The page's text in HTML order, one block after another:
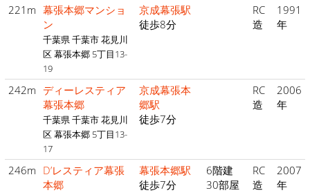
221m 幕張本郷マンショ
ン
千葉県 千葉市 花見川
区 幕張本郷 5丁目13-
19
京成幕張駅
徒歩8分
RC
造
1991
年
242m ディーレスティア
幕張本郷
千葉県 千葉市 花見川
区 幕張本郷 5丁目13-
17
京成幕張本
郷駅
徒歩7分
RC
造
2006
年
246m D’レスティア幕張
本郷
幕張本郷駅
徒歩7分
6階建
30部屋
RC
造
2007
年